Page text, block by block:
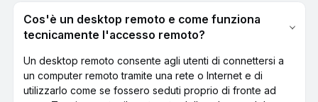
Cos'è un desktop remoto e come funziona
tecnicamente l'accesso remoto?
Un desktop remoto consente agli utenti di connettersi a
un computer remoto tramite una rete o Internet e di
utilizzarlo come se fossero seduti proprio di fronte ad